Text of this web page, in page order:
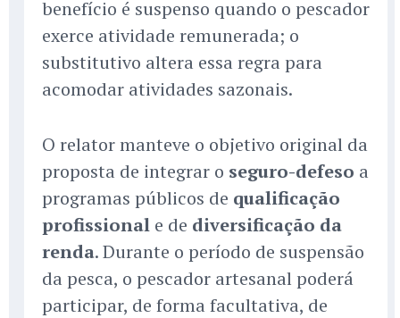
benefício é suspenso quando o pescador
exerce atividade remunerada; o
substitutivo altera essa regra para
acomodar atividades sazonais.
O relator manteve o objetivo original da
proposta de integrar o seguro-defeso a
programas públicos de qualificação
profissional e de diversificação da
renda. Durante o período de suspensão
da pesca, o pescador artesanal poderá
participar, de forma facultativa, de